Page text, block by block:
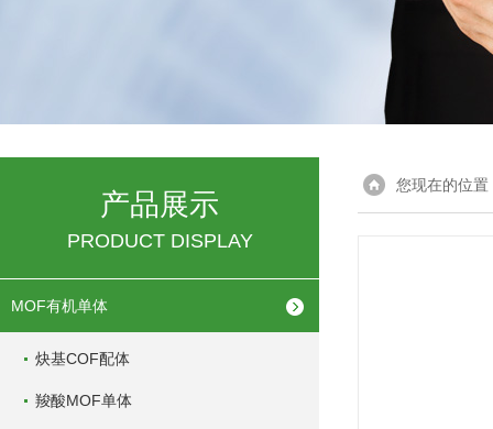
产品展示
PRODUCT DISPLAY
MOF有机单体
炔基COF配体
羧酸MOF单体
您现在的位置